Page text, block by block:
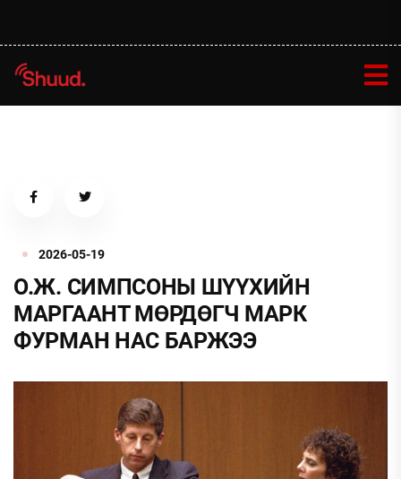
2026-05-19
О.Ж. СИМПСОНЫ ШҮҮХИЙН
МАРГААНТ МӨРДӨГЧ МАРК
ФУРМАН НАС БАРЖЭЭ